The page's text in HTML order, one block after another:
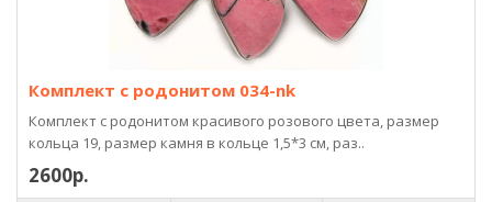
Комплект с родонитом 034-nk
Комплект с родонитом красивого розового цвета, размер
кольца 19, размер камня в кольце 1,5*3 см, раз..
2600р.